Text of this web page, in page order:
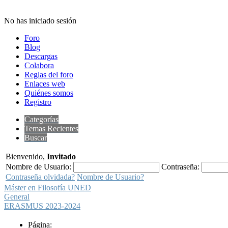
No has iniciado sesión
Foro
Blog
Descargas
Colabora
Reglas del foro
Enlaces web
Quiénes somos
Registro
Categorías
Temas Recientes
Buscar
Bienvenido, Invitado
Nombre de Usuario:
Contraseña:
Contraseña olvidada? Nombre de Usuario?
Máster en Filosofía UNED
General
ERASMUS 2023-2024
Página: